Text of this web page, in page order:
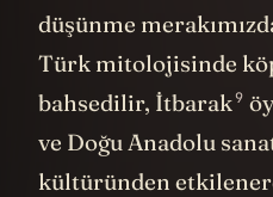
düşünme
Türk mitolojisinde
bahsedilir, İtbarak9
ve Doğu Anadolu
kültüründen